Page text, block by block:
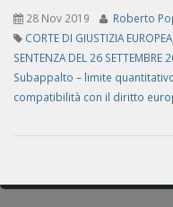
28 Nov 2019
Roberto
CORTE DI GIUSTIZIA EUROPEA
SENTENZA DEL 26 SETTEMBRE
Subappalto – limite
compatibilità con il diritto